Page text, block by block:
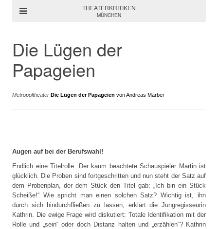
THEATERKRITIKEN
MÜNCHEN
Die Lügen der
Papageien
Metropoltheater Die Lügen der Papageien von Andreas Marber
Augen auf bei der Berufswahl!
Endlich eine Titelrolle. Der kaum beachtete Schauspieler Martin ist
glücklich. Die Proben sind fortgeschritten und nun steht der Satz auf
dem Probenplan, der dem Stück den Titel gab: „Ich bin ein Stück
Scheiße!“ Wie spricht man einen solchen Satz? Wichtig ist, ihn
durch sich hindurchfließen zu lassen, erklärt die Jungregisseurin
Kathrin. Die ewige Frage wird diskutiert: Totale Identifikation mit der
Rolle und „sein“ oder doch Distanz halten und „erzählen“? Kathrin